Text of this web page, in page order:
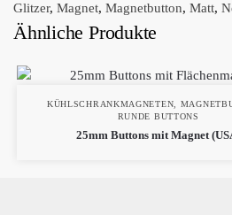
Glitzer, Magnet, Magnetbutton, Matt,
Ähnliche Produkte
KÜHLSCHRANKMAGNETEN
RUNDE BUTTONS
25mm Buttons mit Magnet